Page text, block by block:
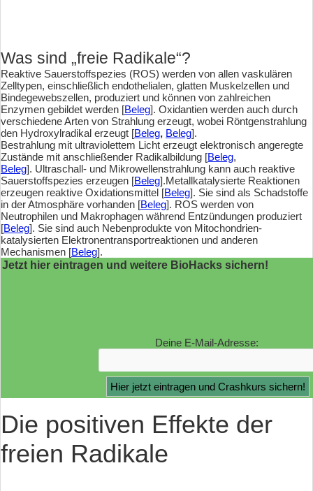
Was sind „freie Radikale“?
Reaktive Sauerstoffspezies (ROS) werden von allen vaskulären
Zelltypen, einschließlich endothelialen, glatten Muskelzellen und
Bindegewebszellen, produziert und können von zahlreichen
Enzymen gebildet werden [Beleg]. Oxidantien werden auch durch
verschiedene Arten von Strahlung erzeugt, wobei Röntgenstrahlung
den Hydroxylradikal erzeugt [Beleg, Beleg].
Bestrahlung mit ultraviolettem Licht erzeugt elektronisch angeregte
Zustände mit anschließender Radikalbildung [Beleg,
Beleg]. Ultraschall- und Mikrowellenstrahlung kann auch reaktive
Sauerstoffspezies erzeugen [Beleg].Metallkatalysierte Reaktionen
erzeugen reaktive Oxidationsmittel [Beleg]. Sie sind als Schadstoffe
in der Atmosphäre vorhanden [Beleg]. ROS werden von
Neutrophilen und Makrophagen während Entzündungen produziert
[Beleg]. Sie sind auch Nebenprodukte von Mitochondrien-
katalysierten Elektronentransportreaktionen und anderen
Mechanismen [Beleg].
Jetzt hier eintragen und weitere BioHacks sichern!
Deine E-Mail-Adresse:
Die positiven Effekte der
freien Radikale